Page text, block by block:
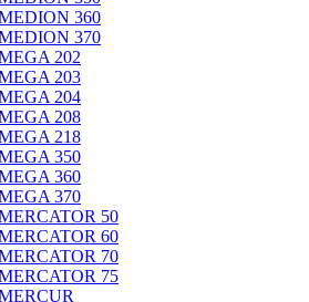
360
370
202
203
204
208
218
350
360
370
50
60
70
75